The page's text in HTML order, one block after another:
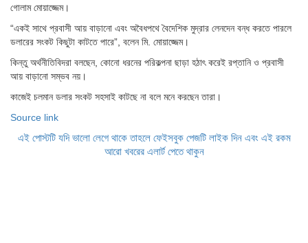
গোলাম মোয়াজ্জেম।
“একই সাথে প্রবাসী আয় বাড়ানো এবং অবৈধপথে বৈদেশিক মুদ্রার লেনদেন বন্ধ করতে পারলে
ডলারের সংকট কিছুটা কাটতে পারে”, বলেন মি. মোয়াজ্জেম।
কিন্তু অর্থনীতিবিদরা বলছেন, কোনো ধরনের পরিকল্পনা ছাড়া হঠাৎ করেই রপ্তানি ও প্রবাসী
আয় বাড়ানো সম্ভব নয়।
কাজেই চলমান ডলার সংকট সহসাই কাটছে না বলে মনে করছেন তারা।
Source link
এই পোস্টটি যদি ভালো লেগে থাকে তাহলে ফেইসবুক পেজটি লাইক দিন এবং এই রকম
আরো খবরের এলার্ট পেতে থাকুন